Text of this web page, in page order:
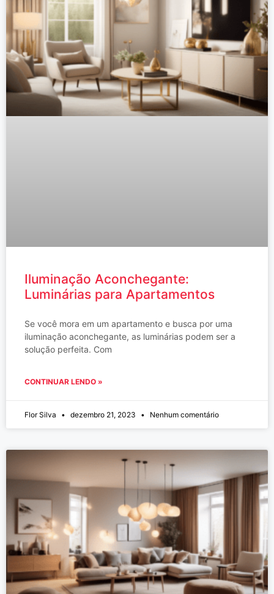
Iluminação Aconchegante:
Luminárias para Apartamentos
Se você mora em um apartamento e busca por uma
iluminação aconchegante, as luminárias podem ser a
solução perfeita. Com
CONTINUAR LENDO »
Flor Silva dezembro 21, 2023 Nenhum comentário